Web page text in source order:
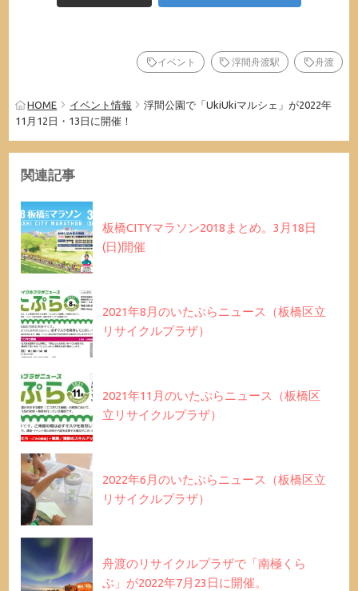
イベント 浮間舟渡駅 舟渡
HOME イベント情報
浮間公園で「UkiUkiマルシェ」が2022年
11月12日・13日に開催！
関連記事
板橋CITYマラソン2018まとめ。3月18日
(日)開催
2021年8月のいたぷらニュース（板橋区立
リサイクルプラザ）
2021年11月のいたぷらニュース（板橋区
立リサイクルプラザ）
2022年6月のいたぷらニュース（板橋区立
リサイクルプラザ）
舟渡のリサイクルプラザで「南極くら
ぶ」が2022年7月23日に開催。